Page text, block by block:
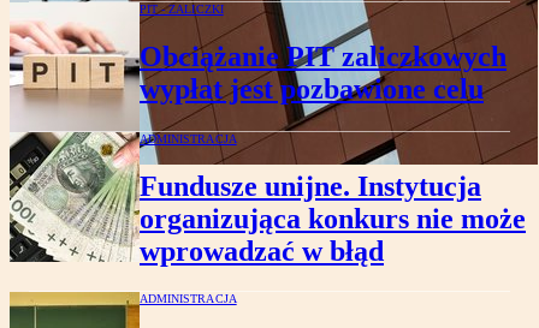
PIT - ZALICZKI
Obciążanie PIT zaliczkowych
wypłat jest pozbawione celu
ADMINISTRACJA
Fundusze unijne. Instytucja
organizująca konkurs nie może
wprowadzać w błąd
ADMINISTRACJA